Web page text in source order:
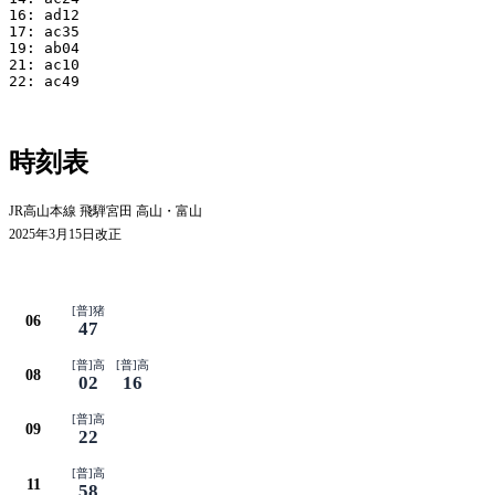
16: ad12
17: ac35
19: ab04
21: ac10
22: ac49
時刻表
JR高山本線 飛騨宮田 高山・富山
2025年3月15日改正
06
[普]猪
47
08
[普]高
02
[普]高
16
09
[普]高
22
11
[普]高